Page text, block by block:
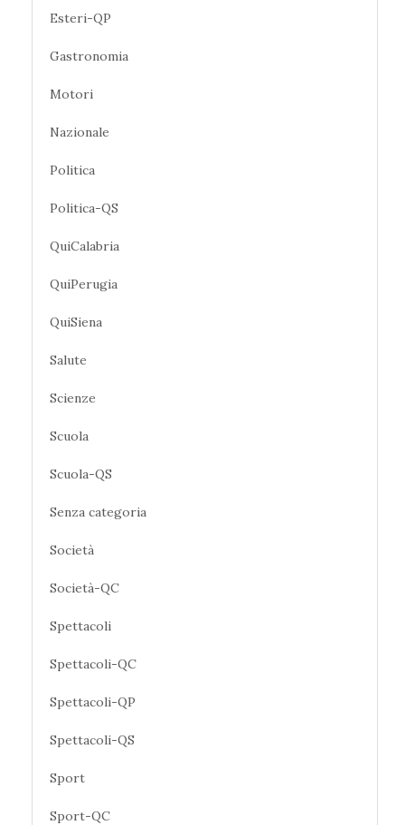
Esteri-QP
Gastronomia
Motori
Nazionale
Politica
Politica-QS
QuiCalabria
QuiPerugia
QuiSiena
Salute
Scienze
Scuola
Scuola-QS
Senza categoria
Società
Società-QC
Spettacoli
Spettacoli-QC
Spettacoli-QP
Spettacoli-QS
Sport
Sport-QC